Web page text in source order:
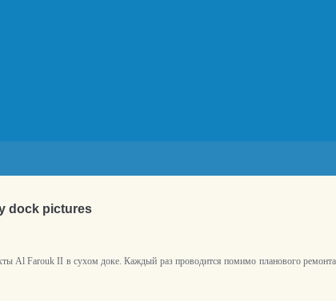
dock pictures
Al Farouk II в сухом доке. Каждый раз проводится помимо планового